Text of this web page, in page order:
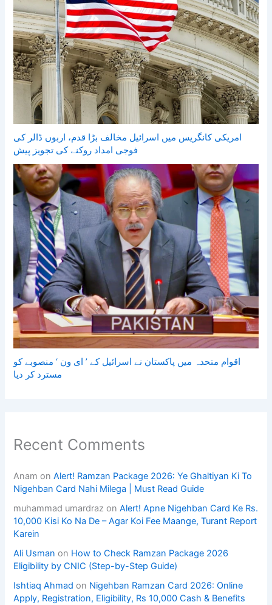
امریکی کانگریس میں اسرائیل مخالف بڑا قدم، اربوں ڈالر کی
فوجی امداد روکنے کی تجویز پیش
اقوام متحدہ میں پاکستان نے اسرائیل کے ’ ای ون ‘ منصوبے کو
مسترد کر دیا
Recent Comments
Anam onAlert! Ramzan Package 2026: Ye Ghaltiyan Ki To
Nigehban Card Nahi Milega | Must Read Guide
muhammad umardraz onAlert! Apne Nigehban Card Ke Rs.
10,000 Kisi Ko Na De – Agar Koi Fee Maange, Turant Report
Karein
Ali Usman on How to Check Ramzan Package 2026
Eligibility by CNIC (Step-by-Step Guide)
Ishtiaq Ahmad on Nigehban Ramzan Card 2026: Online
Apply, Registration, Eligibility, Rs 10,000 Cash & Benefits